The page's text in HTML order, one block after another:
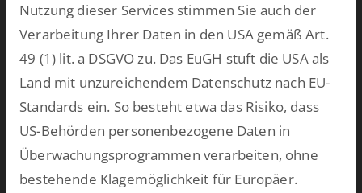
Unser Herz schlägt für digitale Prozesse und skalierbare
Technologien, die wir auf unserer eigenen No- und Low-Code-
Plattform entwickeln. Damit schaffen wir in kurzer Zeit
bahnbrechende Ergebnisse und bringen Ihre Softwarewelt auf
Vordermann. Wählen Sie aus unserem breiten Spektrum an
vorkonfektionierten Lösungen oder lassen Sie uns
maßgeschneiderte Software für Ihren persönlichen Einsatzzweck
entwickeln.mehr >>
Nutzung dieser Services stimmen Sie auch der
Verarbeitung Ihrer Daten in den USA gemäß Art.
49 (1) lit. a DSGVO zu. Das EuGH stuft die USA als
Land mit unzureichendem Datenschutz nach EU-
Standards ein. So besteht etwa das Risiko, dass
US-Behörden personenbezogene Daten in
Überwachungsprogrammen verarbeiten, ohne
bestehende Klagemöglichkeit für Europäer.